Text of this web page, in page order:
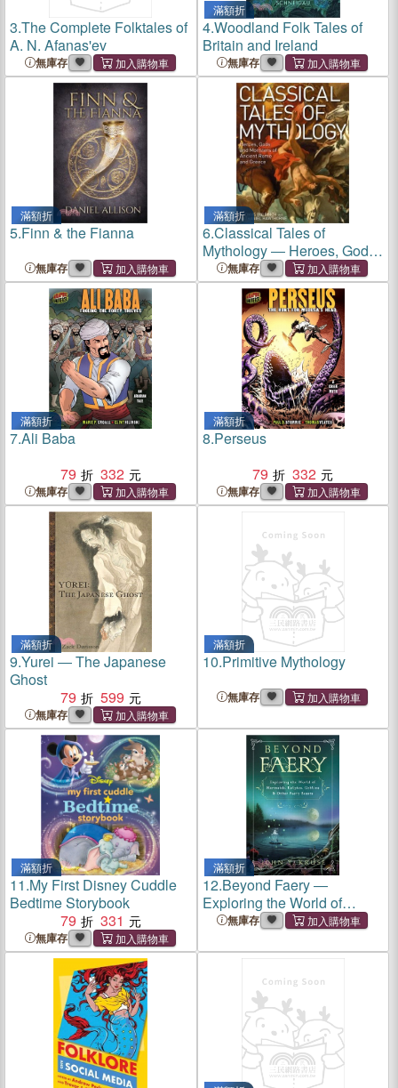
3.The Complete Folktales of
A. N. Afanas'ev
無庫存
滿額折
4.Woodland Folk Tales of
Britain and Ireland
無庫存
滿額折
5.Finn & the Fianna
無庫存
滿額折
6.Classical Tales of
Mythology ― Heroes, Gods
and Monsters of Ancient
Rome and Greece
無庫存
滿額折
7.Ali Baba
79
332
無庫存
滿額折
8.Perseus
79
332
無庫存
滿額折
9.Yurei ― The Japanese
Ghost
79
599
無庫存
滿額折
10.Primitive Mythology
無庫存
滿額折
11.My First Disney Cuddle
Bedtime Storybook
79
331
無庫存
滿額折
12.Beyond Faery ―
Exploring the World of
Mermaids, Kelpies, Goblins
無庫存